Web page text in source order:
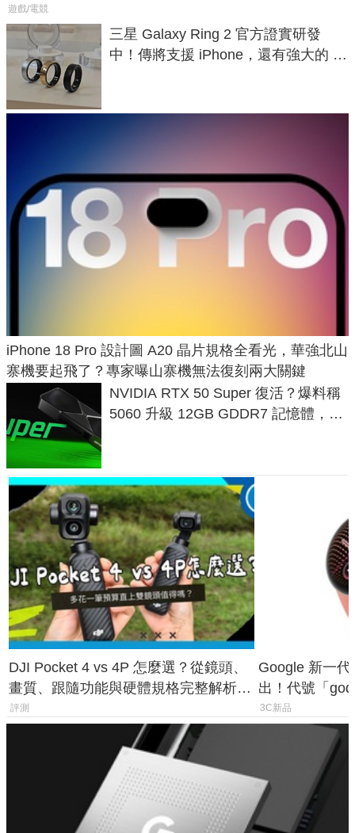
遊戲/電競
三星 Galaxy Ring 2 官方證實研發
中！傳將支援 iPhone，還有強大的 AI
iPhone 18 Pro 設計圖 A20 晶片規格全看光，華強北山
寨機要起飛了？專家曝山寨機無法復刻兩大關鍵
NVIDIA RTX 50 Super 復活？爆料稱
5060 升級 12GB GDDR7 記憶體，這
DJI Pocket 4 vs 4P 怎麼選？從鏡頭、
畫質、跟隨功能與硬體規格完整解析，
一次看懂兩台差異
評測
Google 新一
出！代號「
鎖定 AI 應用
3C新品